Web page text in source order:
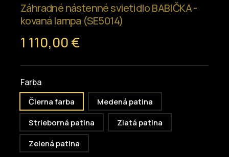
Záhradné nástenné svietidlo BABIČKA -
kovaná lampa (SE5014)
1 110,00 €
Farba
Čierna farba
Medená patina
Strieborná patina
Zlatá patina
Zelená patina